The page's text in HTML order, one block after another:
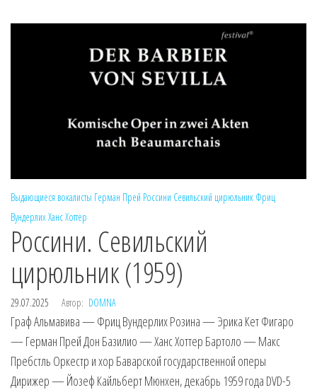
Выдающиеся вокалисты Герман Прей Россини Севильский цирюльник Фриц
ВундерлихХанс Хоттер
Россини. Севильский
цирюльник (1959)
29.07.2025 Автор: DOMNA
Граф Альмавива — Фриц Вундерлих Розина — Эрика Кет Фигаро
— Герман Прей Дон Базилио — Ханс Хоттер Бартоло — Макс
Пребстль Оркестр и хор Баварской государственной оперы
Дирижер — Йозеф Кайльберт Мюнхен, декабрь 1959 года DVD-5